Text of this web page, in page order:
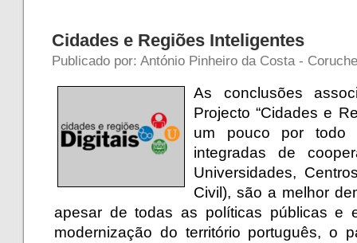
Cidades e Regiões Inteligentes
Publicado por: António Pinheiro da Costa -
As conclusões
Projecto “Cidades e
um pouco por todo
integradas de
Universidades,
Civil), são a melhor
apesar de todas as políticas públicas e
modernização do território português, o